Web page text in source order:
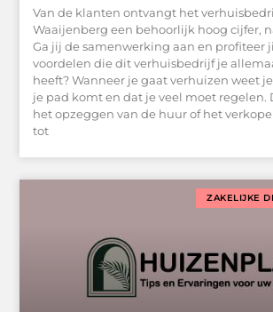
Van de klanten ontvangt het
Waaijenberg een behoorlijk hoog cijfer,
Ga jij de samenwerking aan en profiteer
voordelen die dit verhuisbedrijf je
heeft? Wanneer je gaat verhuizen weet
je pad komt en dat je veel moet regelen.
het opzeggen van de huur of het
tot
ZAKELIJKE